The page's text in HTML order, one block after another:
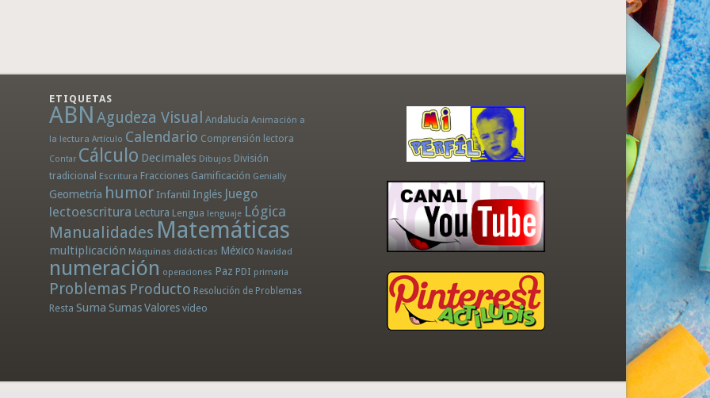
ETIQUETAS
ABN Agudeza Visual Andalucía Animación a
la lectura Artículo Calendario Comprensión lectora
Contar Cálculo Decimales Dibujos División
tradicional Escritura Fracciones Gamificación Genially
Geometría humor Infantil Inglés Juego
lectoescritura Lectura Lengua lenguaje Lógica
Manualidades Matemáticas
multiplicación Máquinas didácticas México Navidad
numeración operaciones Paz PDI primaria
Problemas Producto Resolución de Problemas
Resta Suma SumasValores vídeo